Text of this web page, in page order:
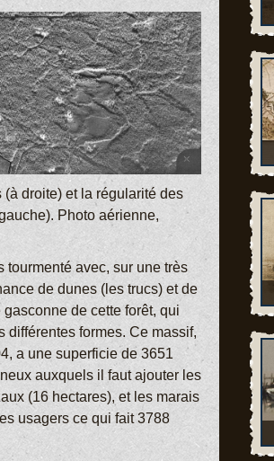
droite) et la régularité des
Photo aérienne,
tourmenté avec, sur une très
de dunes (les trucs) et de
de cette forêt, qui
différentes formes. Ce massif,
a une superficie de 3651
auxquels il faut ajouter les
(16 hectares), et les marais
usagers ce qui fait 3788